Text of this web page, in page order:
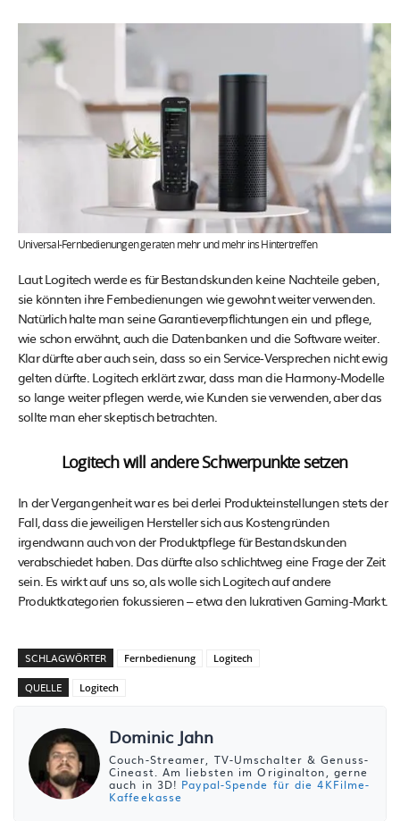
Universal-Fernbedienungen geraten mehr und mehr ins Hintertreffen
Laut Logitech werde es für Bestandskunden keine Nachteile geben,
sie könnten ihre Fernbedienungen wie gewohnt weiter verwenden.
Natürlich halte man seine Garantieverpflichtungen ein und pflege,
wie schon erwähnt, auch die Datenbanken und die Software weiter.
Klar dürfte aber auch sein, dass so ein Service-Versprechen nicht ewig
gelten dürfte. Logitech erklärt zwar, dass man die Harmony-Modelle
so lange weiter pflegen werde, wie Kunden sie verwenden, aber das
sollte man eher skeptisch betrachten.
Logitech will andere Schwerpunkte setzen
In der Vergangenheit war es bei derlei Produkteinstellungen stets der
Fall, dass die jeweiligen Hersteller sich aus Kostengründen
irgendwann auch von der Produktpflege für Bestandskunden
verabschiedet haben. Das dürfte also schlichtweg eine Frage der Zeit
sein. Es wirkt auf uns so, als wolle sich Logitech auf andere
Produktkategorien fokussieren – etwa den lukrativen Gaming-Markt.
SCHLAGWÖRTER Fernbedienung Logitech
QUELLE Logitech
Dominic Jahn
Couch-Streamer, TV-Umschalter & Genuss-
Cineast. Am liebsten im Originalton, gerne
auch in 3D! Paypal-Spende für die 4KFilme-
Kaffeekasse